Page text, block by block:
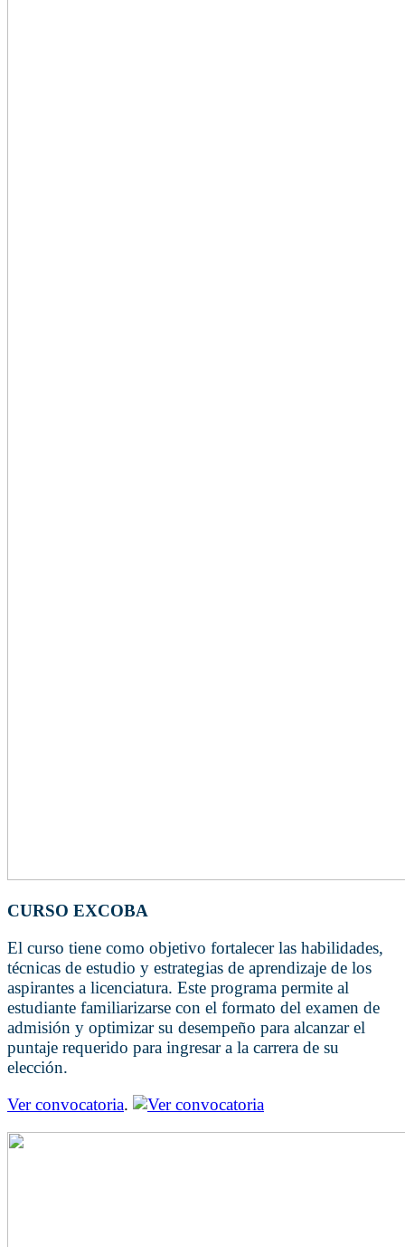
CURSO EXCOBA
El curso tiene como objetivo fortalecer las habilidades,
técnicas de estudio y estrategias de aprendizaje de los
aspirantes a licenciatura. Este programa permite al
estudiante familiarizarse con el formato del examen de
admisión y optimizar su desempeño para alcanzar el
puntaje requerido para ingresar a la carrera de su
elección.
Ver convocatoria.